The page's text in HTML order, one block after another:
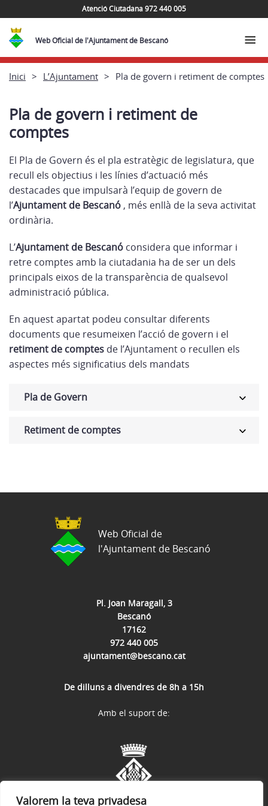
Valorem la teva privadesa
Atenció Ciutadana 972 440 005
Web Oficial de l'Ajuntament de Bescanó
Inici L’Ajuntament Pla de govern i retiment de comptes
Pla de govern i retiment de
comptes
El Pla de Govern és el pla estratègic de legislatura, que
recull els objectius i les línies d’actuació més
destacades que impulsarà l’equip de govern de
l’Ajuntament de Bescanó , més enllà de la seva activitat
ordinària.
L’Ajuntament de Bescanó considera que informar i
retre comptes amb la ciutadania ha de ser un dels
principals eixos de la transparència de qualsevol
administració pública.
En aquest apartat podeu consultar diferents
documents que resumeixen l’acció de govern i el
retiment de comptes de l’Ajuntament o recullen els
aspectes més significatius dels mandats
Pla de Govern
Retiment de comptes
Pl. Joan Maragall, 3
Bescanó
17162
972 440 005
ajuntament@bescano.cat
De dilluns a divendres de 8h a 15h
Web Oficial de
l'Ajuntament de Bescanó
Amb el suport de: